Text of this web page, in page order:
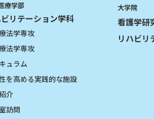
療学部
リテーション学科
法学専攻
法学専攻
ュラム
を高める実践的な施設
介
訪問
大学院
看護学研
リハビリ